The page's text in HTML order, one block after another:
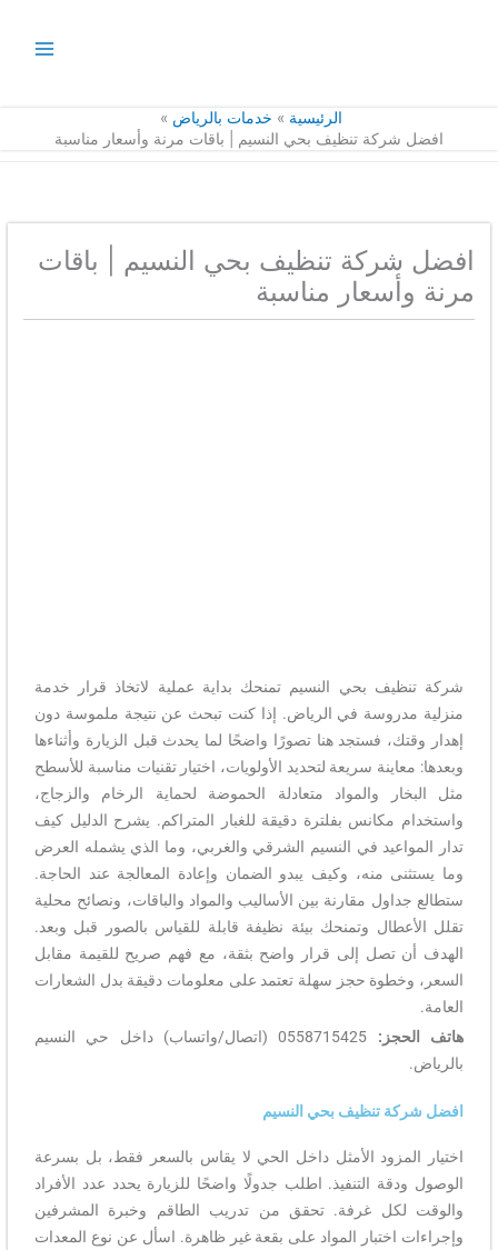
خدمات بالرياض
تنظيف بحي النسيم | باقات مرنة وأسعار مناسبة
تنظيف بحي النسيم | باقات
مناسبة
بحي النسيم تمنحك بداية عملية لاتخاذ قرار خدمة
في الرياض. إذا كنت تبحث عن نتيجة ملموسة دون
فستجد هنا تصورًا واضحًا لما يحدث قبل الزيارة وأثناءها
سريعة لتحديد الأولويات، اختيار تقنيات مناسبة للأسطح
والمواد متعادلة الحموضة لحماية الرخام والزجاج،
مكانس بفلترة دقيقة للغبار المتراكم. يشرح الدليل كيف
في النسيم الشرقي والغربي، وما الذي يشمله العرض
منه، وكيف يبدو الضمان وإعادة المعالجة عند الحاجة.
مقارنة بين الأساليب والمواد والباقات، ونصائح محلية
وتمنحك بيئة نظيفة قابلة للقياس بالصور قبل وبعد.
تصل إلى قرار واضح بثقة، مع فهم صريح للقيمة مقابل
حجز سهلة تعتمد على معلومات دقيقة بدل الشعارات
0558715425 (اتصال/واتساب) داخل حي النسيم
تنظيف بحي النسيم
الأمثل داخل الحي لا يقاس بالسعر فقط، بل بسرعة
التنفيذ. اطلب جدولًا واضحًا للزيارة يحدد عدد الأفراد
غرفة. تحقق من تدريب الطاقم وخبرة المشرفين
اختبار المواد على بقعة غير ظاهرة. اسأل عن نوع المعدات